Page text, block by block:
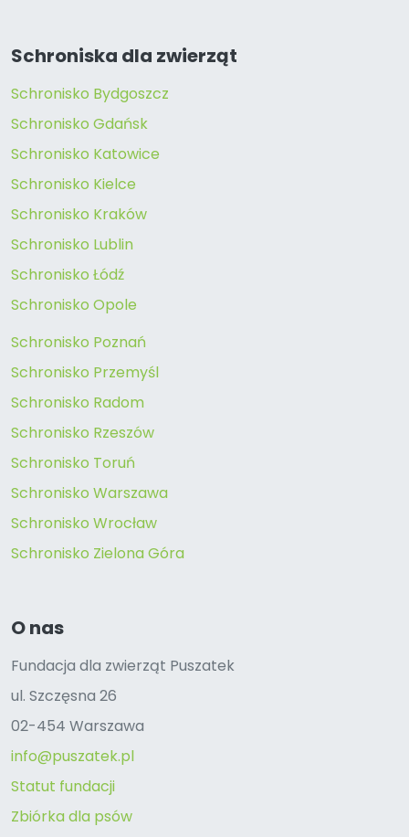
Schroniska dla zwierząt
Schronisko Bydgoszcz
Schronisko Gdańsk
Schronisko Katowice
Schronisko Kielce
Schronisko Kraków
Schronisko Lublin
Schronisko Łódź
Schronisko Opole
Schronisko Poznań
Schronisko Przemyśl
Schronisko Radom
Schronisko Rzeszów
Schronisko Toruń
Schronisko Warszawa
Schronisko Wrocław
Schronisko Zielona Góra
O nas
Fundacja dla zwierząt Puszatek
ul. Szczęsna 26
02-454 Warszawa
info@puszatek.pl
Statut fundacji
Zbiórka dla psów